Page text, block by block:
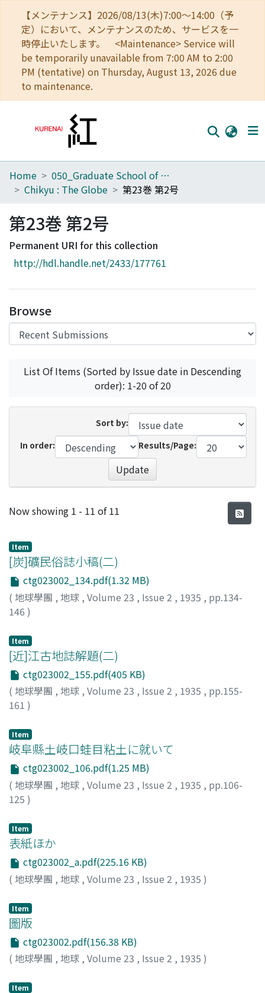
【メンテナンス】2026/08/13(木)7:00～14:00（予
定）において、メンテナンスのため、サービスを一
時停止いたします。 <Maintenance> Service will
be temporarily unavailable from 7:00 AM to 2:00
PM (tentative) on Thursday, August 13, 2026 due
to maintenance.
Home
Browse
Download Ranking
Access Statistics
Home
050_Graduate School of Science
Chikyu : The Globe
第23巻 第2号
第23巻 第2号
Permanent URI for this collection
http://hdl.handle.net/2433/177761
Browse
List Of Items (Sorted by Issue date in Descending
order): 1-20 of 20
Sort by:
In order:
Results/Page:
Update
Recent Submissions
Now showing 1 - 11 of 11
Item
[炭]礦民俗誌小稿(二)
ctg023002_134.pdf(1.32 MB)
( 地球學團 , 地球 , Volume 23 , Issue 2 , 1935 , pp.134-
146 )
Item
[近]江古地誌解題(二)
ctg023002_155.pdf(405 KB)
( 地球學團 , 地球 , Volume 23 , Issue 2 , 1935 , pp.155-
161 )
Item
岐阜縣土岐口蛙目粘土に就いて
ctg023002_106.pdf(1.25 MB)
( 地球學團 , 地球 , Volume 23 , Issue 2 , 1935 , pp.106-
125 )
Item
表紙ほか
ctg023002_a.pdf(225.16 KB)
( 地球學團 , 地球 , Volume 23 , Issue 2 , 1935 )
Item
圖版
ctg023002.pdf(156.38 KB)
( 地球學團 , 地球 , Volume 23 , Issue 2 , 1935 )
Item